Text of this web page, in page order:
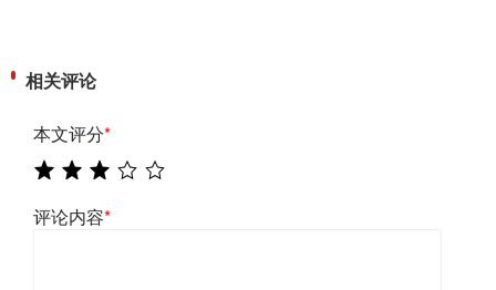
相关评论
本文评分*
评论内容*